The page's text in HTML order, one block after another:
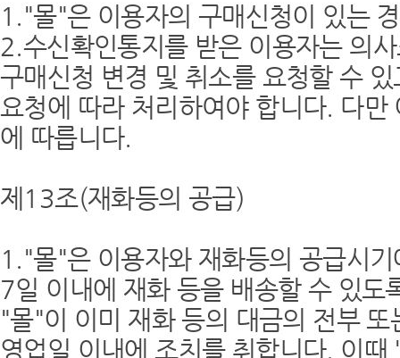
1."몰"은 이용자의 구매신청이 있는
2.수신확인통지를 받은 이용자는 의
구매신청 변경 및 취소를 요청할 수
요청에 따라 처리하여야 합니다. 다
에 따릅니다.
제13조(재화등의 공급)
1."몰"은 이용자와 재화등의 공급시
7일 이내에 재화 등을 배송할 수 있
"몰"이 이미 재화 등의 대금의 전부
영업일 이내에 조치를 취합니다. 이